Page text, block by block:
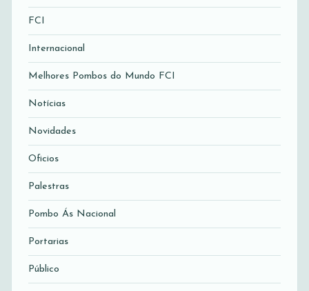
FCI
Internacional
Melhores Pombos do Mundo FCI
Notícias
Novidades
Oficios
Palestras
Pombo Ás Nacional
Portarias
Público